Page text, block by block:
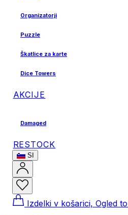
Organizatorji
Puzzle
Škatlice za karte
Dice Towers
AKCIJE
Damaged
RESTOCK
SI
Izdelki v košarici, Ogled